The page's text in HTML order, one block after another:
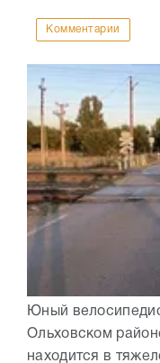
Комментарии
Юный
Ольховском
находится в